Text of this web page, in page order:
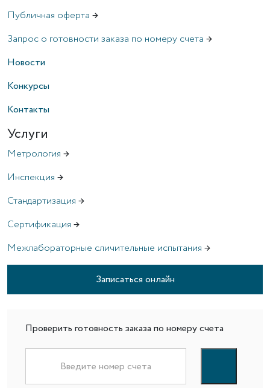
Публичная оферта →
Запрос о готовности заказа по номеру счета →
Новости
Конкурсы
Контакты
Услуги
Метрология →
Инспекция →
Стандартизация →
Сертификация →
Межлабораторные сличительные испытания →
Записаться онлайн
Проверить готовность заказа по номеру счета